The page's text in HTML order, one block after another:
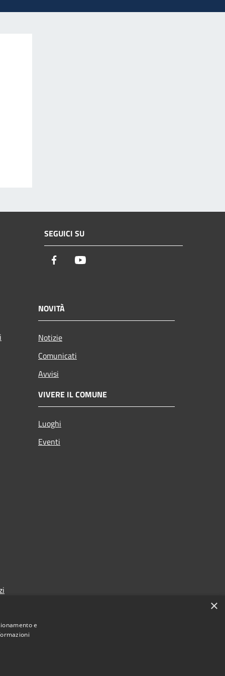
SEGUICI SU
Facebook
NOVITÀ
Notizie
Comunicati
Avvisi
VIVERE IL COMUNE
Luoghi
Eventi
×
e